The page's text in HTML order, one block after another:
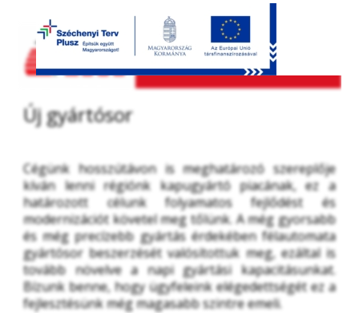
Új gyártósor
Cégünk hosszútávon is meghatározó szereplője
kíván lenni régiónk kapugyártó piacának, ez a
határozott célunk folyamatos fejlődést és
modernizációt követel meg tőlünk. A még gyorsabb
és még precízebb gyártás érdekében félautomata
gyártósor beszerzését valósítottuk meg, ezáltal is
tovább növelve a napi gyártási kapacitásunkat.
Bízunk benne, hogy ügyfeleink elégedettségét ez a
fejlesztésünk még magasabb szintre emeli.